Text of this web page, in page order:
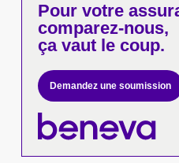
Pour votre
comparez-nous,
ça vaut le coup.
Demandez une soumission